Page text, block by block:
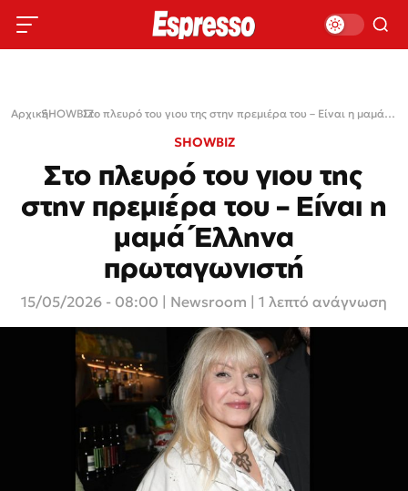
Αρχική›
SHOWBIZ› Στο πλευρό του γιου της στην πρεμιέρα του – Είναι η μαμά Έλληνα πρωταγωνιστή
SHOWBIZ
Στο πλευρό του γιου της
στην πρεμιέρα του – Είναι η
μαμά Έλληνα
πρωταγωνιστή
15/05/2026 - 08:00 Newsroom | 1 λεπτό ανάγνωση